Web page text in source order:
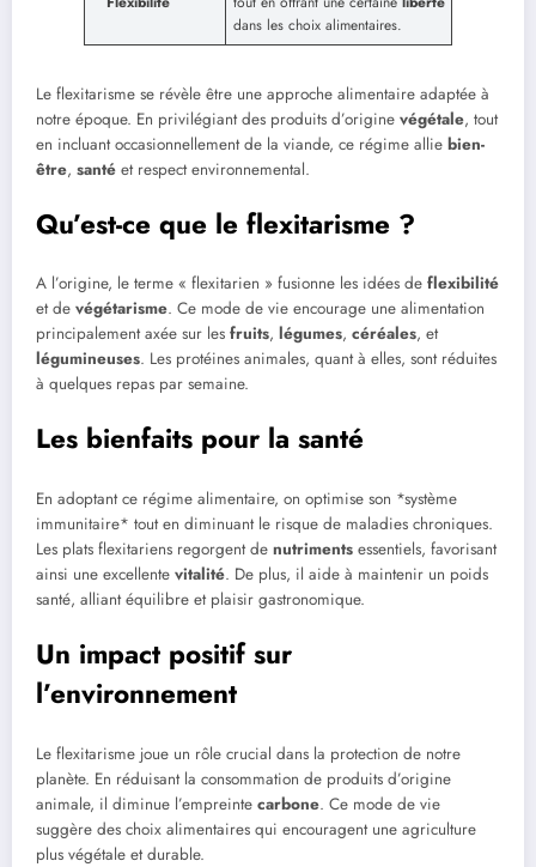
dans les choix alimentaires.
Le flexitarisme se révèle être une approche alimentaire adaptée à
notre époque. En privilégiant des produits d’origine végétale, tout
en incluant occasionnellement de la viande, ce régime allie bien-
être, santé et respect environnemental.
Qu’est-ce que le flexitarisme ?
A l’origine, le terme « flexitarien » fusionne les idées de flexibilité
et de végétarisme. Ce mode de vie encourage une alimentation
principalement axée sur les fruits, légumes, céréales, et
légumineuses. Les protéines animales, quant à elles, sont réduites
à quelques repas par semaine.
Les bienfaits pour la santé
En adoptant ce régime alimentaire, on optimise son *système
immunitaire* tout en diminuant le risque de maladies chroniques.
Les plats flexitariens regorgent de nutriments essentiels, favorisant
ainsi une excellente vitalité. De plus, il aide à maintenir un poids
santé, alliant équilibre et plaisir gastronomique.
Un impact positif sur
l’environnement
Le flexitarisme joue un rôle crucial dans la protection de notre
planète. En réduisant la consommation de produits d’origine
animale, il diminue l’empreinte carbone. Ce mode de vie
suggère des choix alimentaires qui encouragent une agriculture
plus végétale et durable.